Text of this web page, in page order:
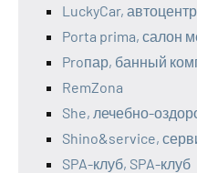
LuckyCar, автоцентр
Porta prima, салон
Proпар, банный
RemZona
She, лечебно-
Shino&service,
SPA-клуб, SPA-клуб